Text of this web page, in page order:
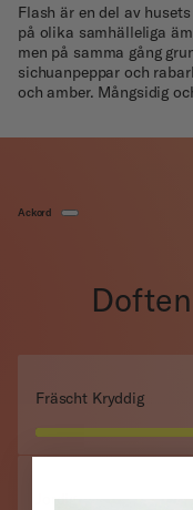
Flash är en del av
på olika samhälleliga
men på samma gång
sichuanpeppar och
och amber. Mångsidig
Ackord
Fräscht Kryddig
Jordig